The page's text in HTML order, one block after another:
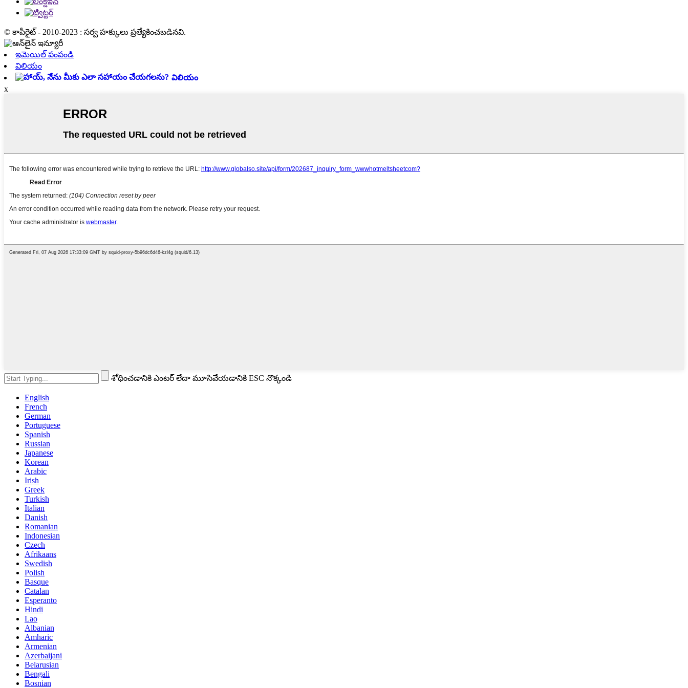
© కాపీరైట్ - 2010-2023 : సర్వ హక్కులు ప్రత్యేకించబడినవి.
ఇమెయిల్ పంపండి
విలియం
విలియం
x
శోధించడానికి ఎంటర్ లేదా మూసివేయడానికి ESC నొక్కండి
English
French
German
Portuguese
Spanish
Russian
Japanese
Korean
Arabic
Irish
Greek
Turkish
Italian
Danish
Romanian
Indonesian
Czech
Afrikaans
Swedish
Polish
Basque
Catalan
Esperanto
Hindi
Lao
Albanian
Amharic
Armenian
Azerbaijani
Belarusian
Bengali
Bosnian